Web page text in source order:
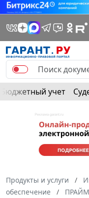
Бюджетный учет
Продукты и услуги
обеспечение
ПРАЙМ